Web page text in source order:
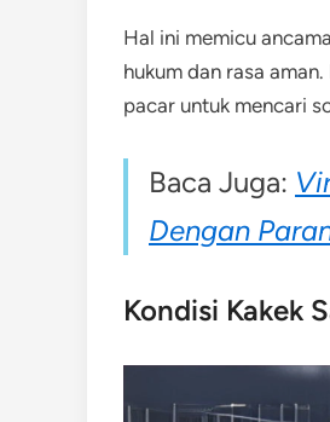
Hal ini memicu
hukum dan rasa
pacar untuk mencari
Baca Juga:
Dengan
Kondisi Kakek